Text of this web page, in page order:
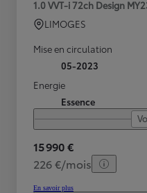
1.0 VVT-i 72ch Design
LIMOGES
Mise en circulation
05-2023
Energie
Essence
15 990 €
226 €/mois
En savoir plus